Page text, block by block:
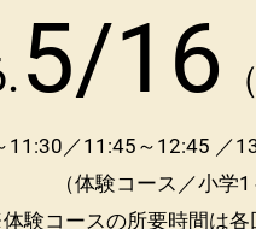
5/16
11:30／11:45～12:45 ／
（体験コース／小学1
験コースの所要時間は各